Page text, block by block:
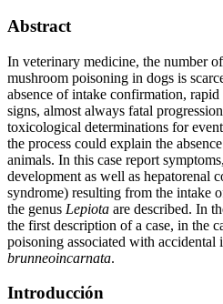
Abstract
In veterinary medicine, the number
mushroom poisoning in dogs is
absence of intake confirmation,
signs, almost always fatal
toxicological determinations for
the process could explain the
animals. In this case report
development as well as hepatorenal
syndrome) resulting from the intake
the genus Lepiota are described. In
the first description of a case, in the
poisoning associated with accidental
brunneoincarnata.
Introducción